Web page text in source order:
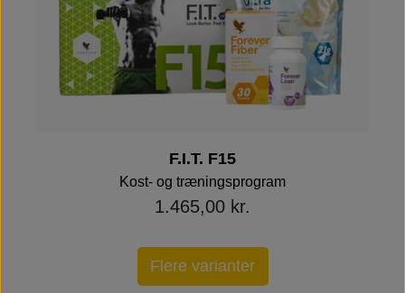
F.I.T. F15
Kost- og træningsprogram
1.465,00 kr.
Flere varianter